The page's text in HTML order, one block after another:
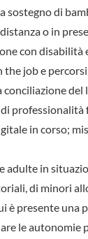
di
o in
con
job e
del
in corso;
adulte in
di minori
è presente una
le autonomie